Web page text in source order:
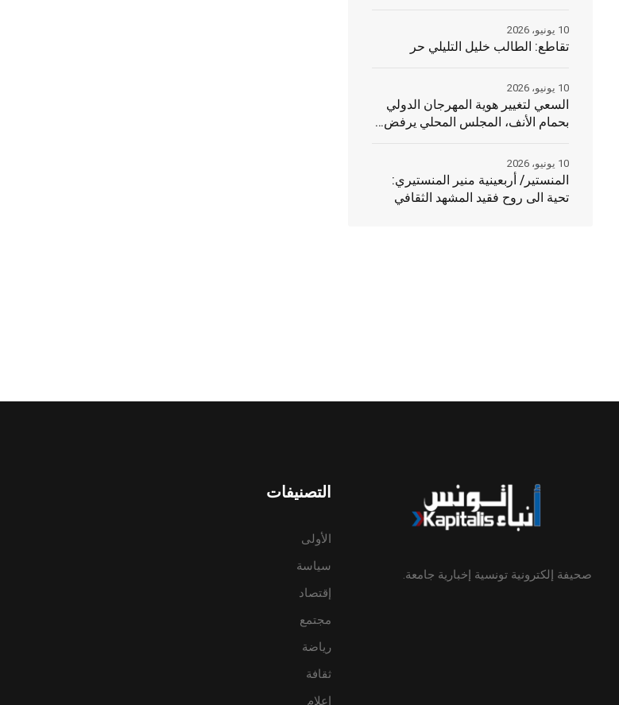
تقاطع: الطالب خليل التليلي حر
10 يونيو، 2026
السعي لتغيير هوية المهرجان الدولي
بحمام الأنف، المجلس المحلي يرفض…
10 يونيو، 2026
المنستير/ أربعينية منير المنستيري:
تحية الى روح فقيد المشهد الثقافي
10 يونيو، 2026
صحيفة إلكترونية تونسية إخبارية جامعة.
التصنيفات
الأولى
سياسة
إقتصاد
مجتمع
رياضة
ثقافة
إعلام